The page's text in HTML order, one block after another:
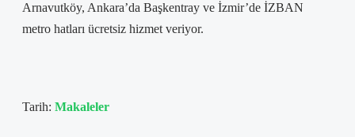
Arnavutköy, Ankara’da Başkentray ve İzmir’de İZBAN
metro hatları ücretsiz hizmet veriyor.
Tarih: Makaleler